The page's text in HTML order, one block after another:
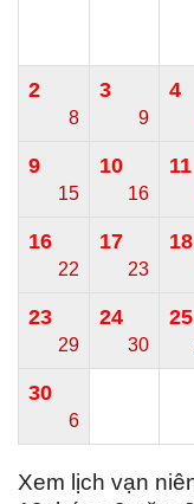
2
8
3
9
4
9
15
10
16
11
16
22
17
23
18
23
29
24
30
25
30
6
Xem lịch vạn